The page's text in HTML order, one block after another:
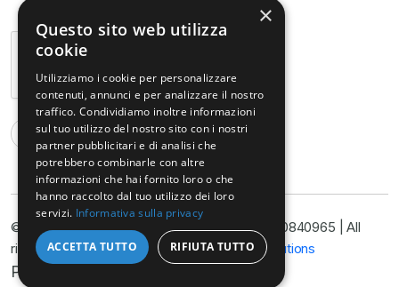
© Copyright@ Studio Legale Armella P.I. 11090840965 | All
rights reserved 2025 | Developed byNyx Solutions
Privacy Policy
×
Questo sito web utilizza
cookie
Utilizziamo i cookie per personalizzare
contenuti, annunci e per analizzare il nostro
traffico. Condividiamo inoltre informazioni
sul tuo utilizzo del nostro sito con i nostri
partner pubblicitari e di analisi che
potrebbero combinarle con altre
informazioni che hai fornito loro o che
hanno raccolto dal tuo utilizzo dei loro
servizi. Informativa sulla privacy
ACCETTA TUTTO RIFIUTA TUTTO